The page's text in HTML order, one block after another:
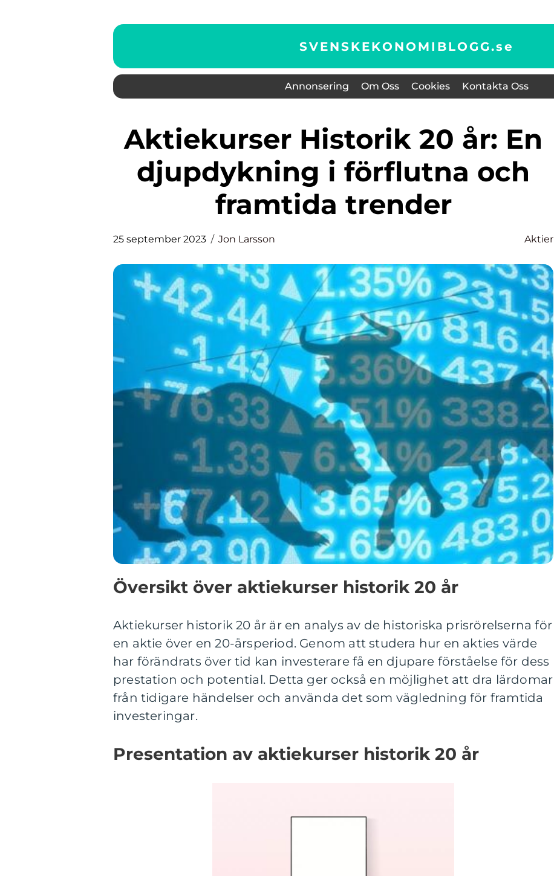
SVENSKEKONOMIBLOGG.se
Annonsering Om Oss Cookies Kontakta Oss
Aktiekurser Historik 20 år: En
djupdykning i förflutna och
framtida trender
25 september 2023 Jon Larsson Aktier
Översikt över aktiekurser historik 20 år
Aktiekurser historik 20 år är en analys av de historiska prisrörelserna för
en aktie över en 20-årsperiod. Genom att studera hur en akties värde
har förändrats över tid kan investerare få en djupare förståelse för dess
prestation och potential. Detta ger också en möjlighet att dra lärdomar
från tidigare händelser och använda det som vägledning för framtida
investeringar.
Presentation av aktiekurser historik 20 år